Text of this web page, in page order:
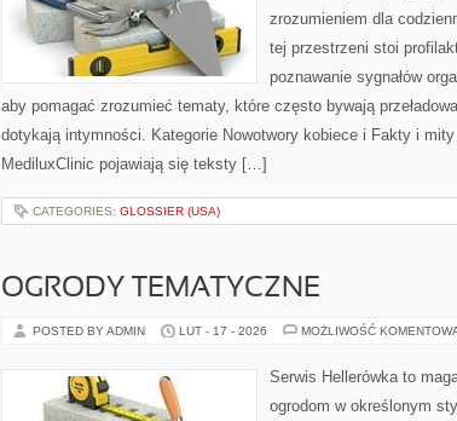
zrozumieniem dla
tej przestrzeni stoi
poznawanie sygnałów
aby pomagać zrozumieć tematy, które często bywają
dotykają intymności. Kategorie Nowotwory kobiece i Fakty i mity
MediluxClinic pojawiają się teksty […]
CATEGORIES: GLOSSIER (USA)
OGRODY TEMATYCZNE
POSTED BY ADMIN LUT - 17 - 2026 MOŻLIWOŚĆ
Serwis Hellerówka to
ogrodom w określonym